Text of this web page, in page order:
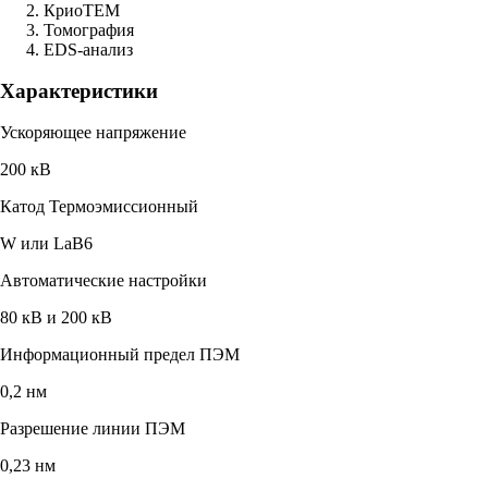
КриоTEM
Томография
EDS-анализ
Характеристики
Ускоряющее напряжение
200 кВ
Катод Термоэмиссионный
W или LaB6
Автоматические настройки
80 кВ и 200 кВ
Информационный предел ПЭМ
0,2 нм
Разрешение линии ПЭМ
0,23 нм